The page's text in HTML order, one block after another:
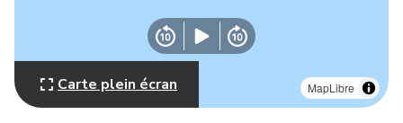
MapLibre
Carte plein écran